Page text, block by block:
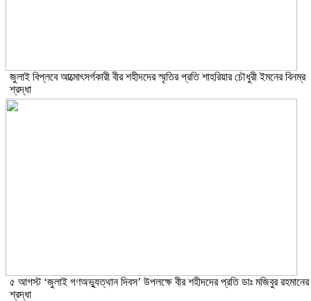
জুলাই বিপ্লবে আত্মোৎসর্গকারী বীর শহীদদের স্মৃতির প্রতি শাহরিয়ার চৌধুরী ইমনের বিনম্র
শ্রদ্ধা
৫ আগস্ট ‘জুলাই গণঅভ্যুত্থান দিবস’ উপলক্ষে বীর শহীদদের প্রতি ডাঃ মজিবুর রহমানের
শ্রদ্ধা